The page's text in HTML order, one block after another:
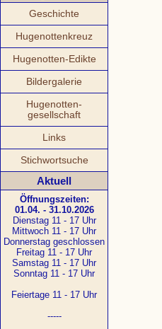
Geschichte
Hugenottenkreuz
Hugenotten-Edikte
Bildergalerie
Hugenotten-
gesellschaft
Links
Stichwortsuche
Aktuell
Öffnungszeiten:
01.04. - 31.10.2026
Dienstag 11 - 17 Uhr
Mittwoch 11 - 17 Uhr
Donnerstag geschlossen
Freitag 11 - 17 Uhr
Samstag 11 - 17 Uhr
Sonntag 11 - 17 Uhr
Feiertage 11 - 17 Uhr
-----